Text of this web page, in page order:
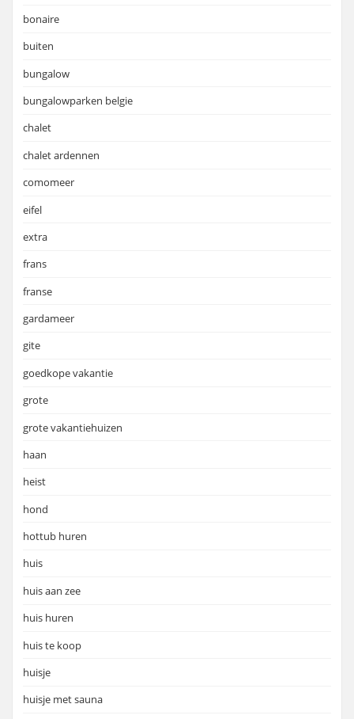
bonaire
buiten
bungalow
bungalowparken belgie
chalet
chalet ardennen
comomeer
eifel
extra
frans
franse
gardameer
gite
goedkope vakantie
grote
grote vakantiehuizen
haan
heist
hond
hottub huren
huis
huis aan zee
huis huren
huis te koop
huisje
huisje met sauna